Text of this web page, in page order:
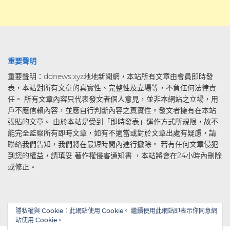
重要聲明
重要聲明：ddnews.xyz地地新聞網，本站所有文章由會員即時發
表，本站對所有文章的真實性、完整性及立場等，不負任何法律責
任。 所有文章內容只代表發文者個人意見，並非本網站之立場，用
戶不應信賴內容，並應自行判斷內容之真實性。發文者擁有在本站
張貼的文章。 由於本站是受到「即時發表」運作方式所規限，故不
能完全監察所有即時文章，如有不適當或對於文章出處有疑慮，請
聯絡我們告知，我們將在最短時間內進行撤除。 若有任何文章侵犯
到您的權益，請瑱妥 著作權侵害通知書 ，本站將會在24小時內刪除
或修正。
隱私權與 Cookie：此網站使用 Cookie。 繼續使用此網站即表示你同意網
站使用 Cookie。